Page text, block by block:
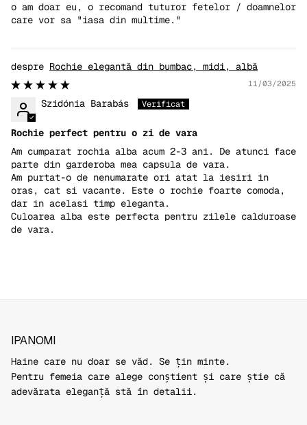
o am doar eu, o recomand tuturor fetelor / doamnelor
care vor sa "iasa din multime."
Rochie elegantă din bumbac, midi, albă
11/03/2025
Szidónia Barabás
Rochie perfect pentru o zi de vara
Am cumparat rochia alba acum 2-3 ani. De atunci face
parte din garderoba mea capsula de vara.
Am purtat-o de nenumarate ori atat la iesiri in
oras, cat si vacante. Este o rochie foarte comoda,
dar in acelasi timp eleganta.
Culoarea alba este perfecta pentru zilele calduroase
de vara.
IPANOMI
Haine care nu doar se văd. Se țin minte.
Pentru femeia care alege conștient și care știe că
adevărata eleganță stă în detalii.